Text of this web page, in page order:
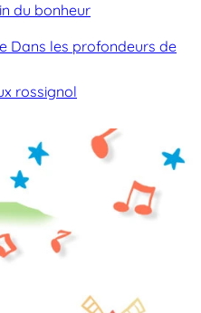
du bonheur
Dans les profondeurs de
rossignol